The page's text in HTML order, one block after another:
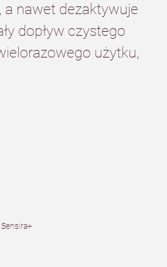
nawet dezaktywuje
dopływ czystego
użytku,